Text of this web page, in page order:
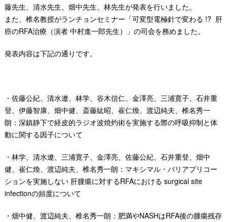
藤先生、清水先生、畑中先生、林先生が発表を行いました。
また、椎名教授がランチョンセミナー「可変型電極針で変わる !? 肝
癌のRFA治療（演者 中村進一郎先生）」の司会を務めました。
発表内容は下記の通りです。
・佐藤公紀、清水遼、林学、谷木信仁、金澤亮、三浦寛子、石井重
登、伊藤智康、畑中健、斎藤紘昭、崔仁煥、渡辺純夫、椎名秀一
朗：深鎮静下で経皮的ラジオ波焼灼術を実施する際の呼吸抑制と体
動に関する因子について
・林学、清水遼、三浦寛子、金澤亮、佐藤公紀、石井重登、畑中
健、崔仁煥、渡辺純夫、椎名秀一朗：マキシマル・バリアプリコー
ションを実施しない 肝腫瘍に対するRFAにおける surgical site
infectionの頻度について
・畑中健、渡辺純夫、椎名秀一朗：肥満やNASHはRFA後の腫瘍残存